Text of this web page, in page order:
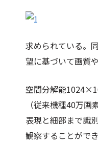
求められている。
望に基づいて画質
空間分解能
（従来機種40万
表現と細部まで識
観察することがで